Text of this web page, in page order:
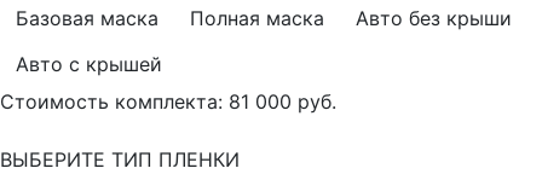
Базовая маска Полная маска
Авто без крыши
Авто с крышей
Стоимость комплекта: 81 000 руб.
ВЫБЕРИТЕ ТИП ПЛЕНКИ